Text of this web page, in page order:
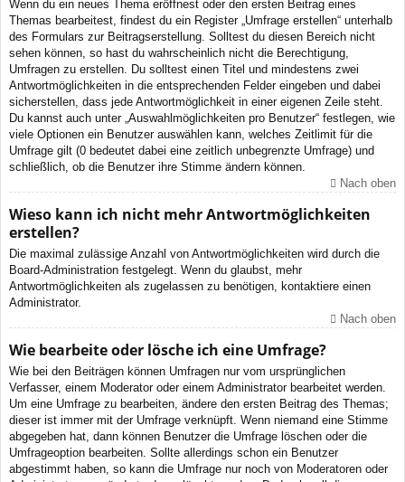
Wenn du ein neues Thema eröffnest oder den ersten Beitrag eines
Themas bearbeitest, findest du ein Register „Umfrage erstellen“ unterhalb
des Formulars zur Beitragserstellung. Solltest du diesen Bereich nicht
sehen können, so hast du wahrscheinlich nicht die Berechtigung,
Umfragen zu erstellen. Du solltest einen Titel und mindestens zwei
Antwortmöglichkeiten in die entsprechenden Felder eingeben und dabei
sicherstellen, dass jede Antwortmöglichkeit in einer eigenen Zeile steht.
Du kannst auch unter „Auswahlmöglichkeiten pro Benutzer“ festlegen, wie
viele Optionen ein Benutzer auswählen kann, welches Zeitlimit für die
Umfrage gilt (0 bedeutet dabei eine zeitlich unbegrenzte Umfrage) und
schließlich, ob die Benutzer ihre Stimme ändern können.
Nach oben
Wieso kann ich nicht mehr Antwortmöglichkeiten
erstellen?
Die maximal zulässige Anzahl von Antwortmöglichkeiten wird durch die
Board-Administration festgelegt. Wenn du glaubst, mehr
Antwortmöglichkeiten als zugelassen zu benötigen, kontaktiere einen
Administrator.
Nach oben
Wie bearbeite oder lösche ich eine Umfrage?
Wie bei den Beiträgen können Umfragen nur vom ursprünglichen
Verfasser, einem Moderator oder einem Administrator bearbeitet werden.
Um eine Umfrage zu bearbeiten, ändere den ersten Beitrag des Themas;
dieser ist immer mit der Umfrage verknüpft. Wenn niemand eine Stimme
abgegeben hat, dann können Benutzer die Umfrage löschen oder die
Umfrageoption bearbeiten. Sollte allerdings schon ein Benutzer
abgestimmt haben, so kann die Umfrage nur noch von Moderatoren oder